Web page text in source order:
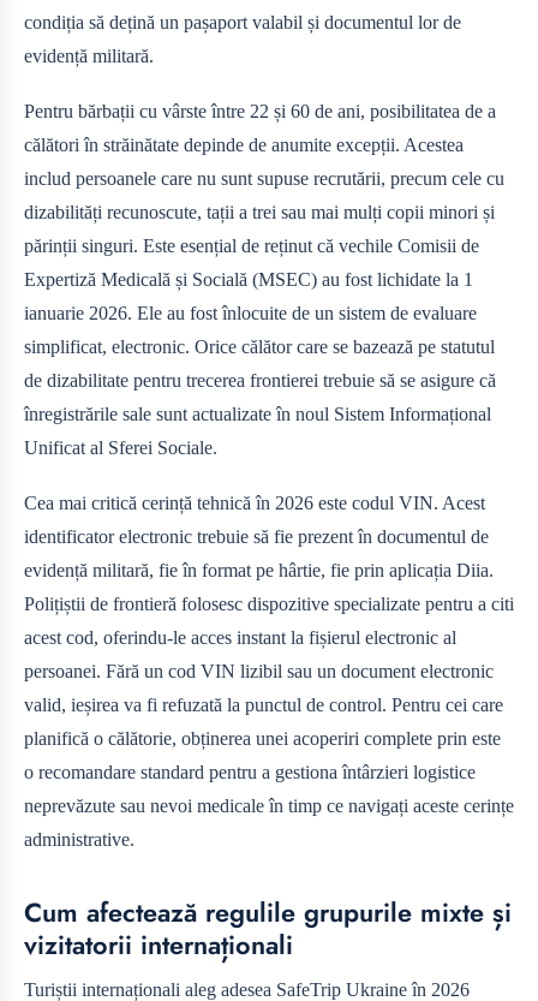
condiția să dețină un pașaport valabil și documentul lor de
evidență militară.
Pentru bărbații cu vârste între 22 și 60 de ani, posibilitatea de a
călători în străinătate depinde de anumite excepții. Acestea
includ persoanele care nu sunt supuse recrutării, precum cele cu
dizabilități recunoscute, tații a trei sau mai mulți copii minori și
părinții singuri. Este esențial de reținut că vechile Comisii de
Expertiză Medicală și Socială (MSEC) au fost lichidate la 1
ianuarie 2026. Ele au fost înlocuite de un sistem de evaluare
simplificat, electronic. Orice călător care se bazează pe statutul
de dizabilitate pentru trecerea frontierei trebuie să se asigure că
înregistrările sale sunt actualizate în noul Sistem Informațional
Unificat al Sferei Sociale.
Cea mai critică cerință tehnică în 2026 este codul VIN. Acest
identificator electronic trebuie să fie prezent în documentul de
evidență militară, fie în format pe hârtie, fie prin aplicația Diia.
Polițiștii de frontieră folosesc dispozitive specializate pentru a citi
acest cod, oferindu-le acces instant la fișierul electronic al
persoanei. Fără un cod VIN lizibil sau un document electronic
valid, ieșirea va fi refuzată la punctul de control. Pentru cei care
planifică o călătorie, obținerea unei acoperiri complete prin este
o recomandare standard pentru a gestiona întârzieri logistice
neprevăzute sau nevoi medicale în timp ce navigați aceste cerințe
administrative.
Cum afectează regulile grupurile mixte și
vizitatorii internaționali
Turiștii internaționali aleg adesea SafeTrip Ukraine în 2026